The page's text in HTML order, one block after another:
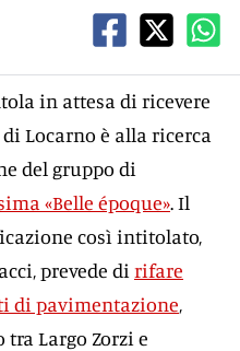
in attesa di ricevere
Locarno è alla ricerca
del gruppo di
«Belle époque». Il
così intitolato,
prevede di rifare
di pavimentazione,
tra Largo Zorzi e